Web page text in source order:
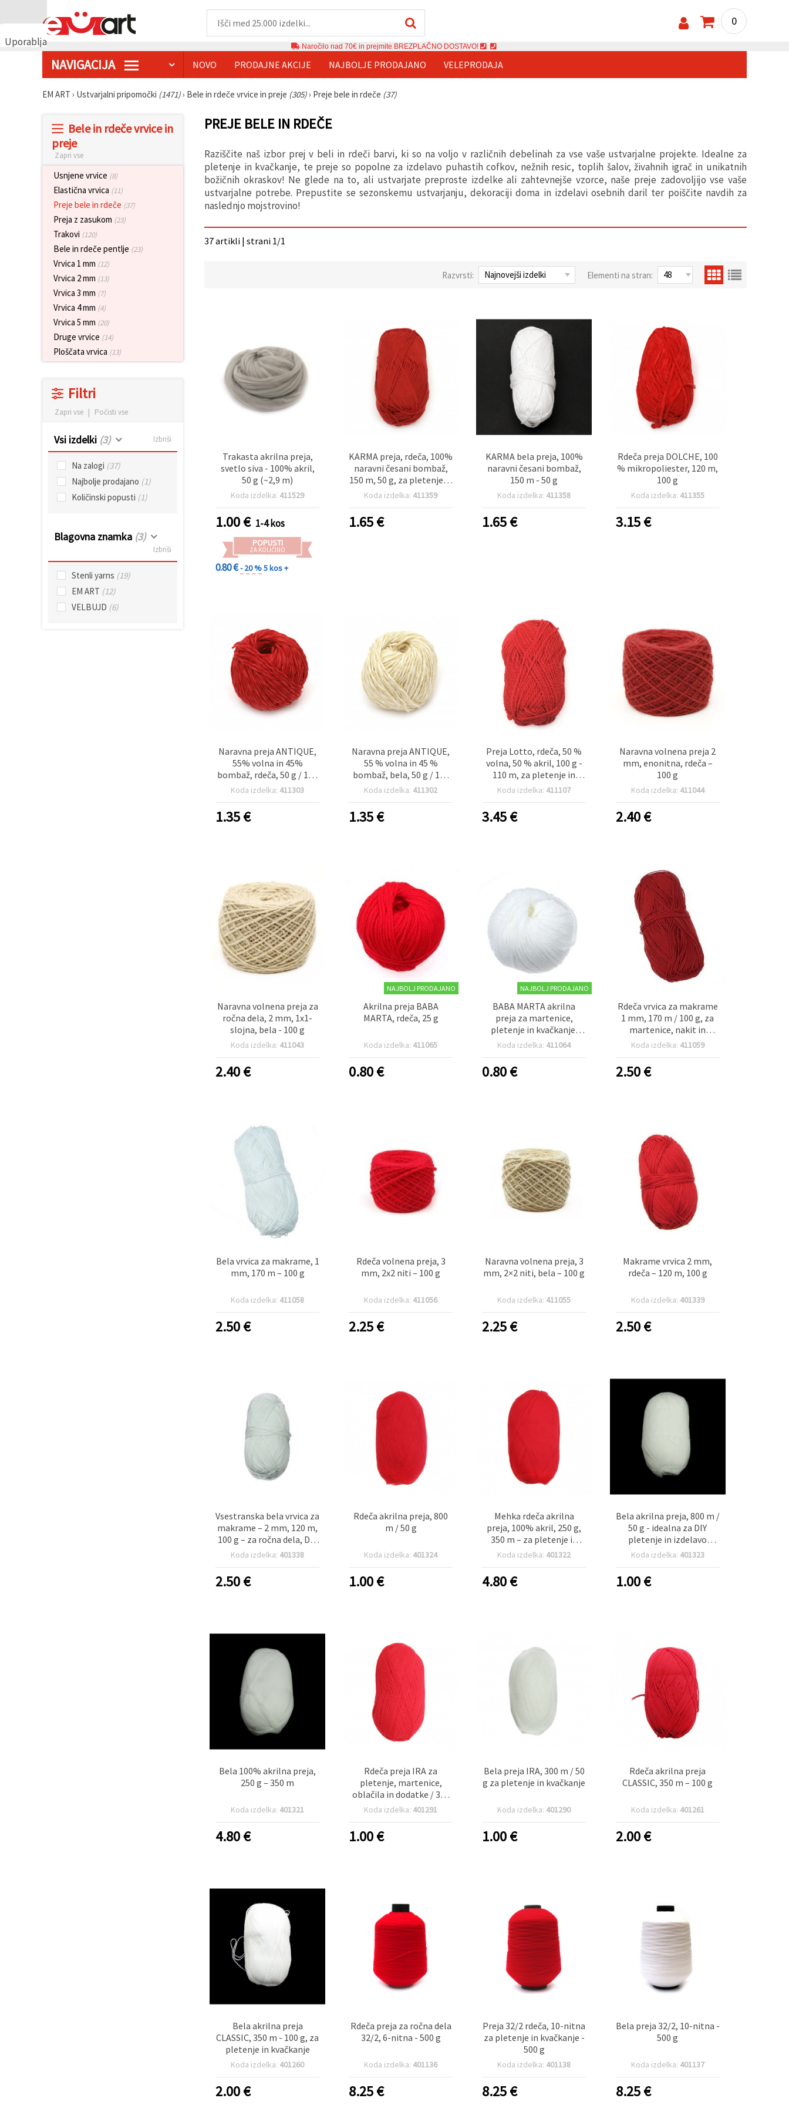
Uporabljamo
Uporabljamo
0
Naročilo nad 70€ in prejmite BREZPLAČNO DOSTAVO!
NAVIGACIJA NOVO PRODAJNE AKCIJE NAJBOLJE PRODAJANO VELEPRODAJA
EM ART › Ustvarjalni pripomočki (1471)› Bele in rdeče vrvice in preje (305)› Preje bele in rdeče (37)
Bele in rdeče vrvice in
preje
Zapri vse
Usnjene vrvice (8)
Elastična vrvica (11)
Preje bele in rdeče (37)
Preja z zasukom (23)
Trakovi (120)
Bele in rdeče pentlje (23)
Vrvica 1 mm (12)
Vrvica 2 mm (13)
Vrvica 3 mm (7)
Vrvica 4 mm (4)
Vrvica 5 mm (20)
Druge vrvice (14)
Ploščata vrvica (13)
Filtri
Zapri vse | Počisti vse
Vsi izdelki (3) Izbriši
Na zalogi (37)
Najbolje prodajano (1)
Količinski popusti (1)
Blagovna znamka (3)
Izbriši
Stenli yarns (19)
EM ART (12)
VELBUJD (6)
PREJE BELE IN RDEČE
Raziščite naš izbor prej v beli in rdeči barvi, ki so na voljo v različnih debelinah za vse vaše ustvarjalne projekte. Idealne za
pletenje in kvačkanje, te preje so popolne za izdelavo puhastih cofkov, nežnih resic, toplih šalov, živahnih igrač in unikatnih
božičnih okraskov! Ne glede na to, ali ustvarjate preproste izdelke ali zahtevnejše vzorce, naše preje zadovoljijo vse vaše
ustvarjalne potrebe. Prepustite se sezonskemu ustvarjanju, dekoraciji doma in izdelavi osebnih daril ter poiščite navdih za
naslednjo mojstrovino!
37 artikli | strani 1/1
Razvrsti: Elementi na stran:
Trakasta akrilna preja,
svetlo siva - 100% akril,
50 g (~2,9 m)
Koda izdelka: 411529
1.00€ 1-4 kos
POPUSTI
ZA KOLIČINO
0.80 €- 20 %5 kos +
KARMA preja, rdeča, 100%
naravni česani bombaž,
150 m, 50 g, za pletenje in
kvačkanje
Koda izdelka: 411359
1.65€
KARMA bela preja, 100%
naravni česani bombaž,
150 m - 50 g
Koda izdelka: 411358
1.65€
Rdeča preja DOLCHE, 100
% mikropoliester, 120 m,
100 g
Koda izdelka: 411355
3.15€
Naravna preja ANTIQUE,
55% volna in 45%
bombaž, rdeča, 50 g / 100
m
Koda izdelka: 411303
1.35€
Naravna preja ANTIQUE,
55 % volna in 45 %
bombaž, bela, 50 g / 100
m
Koda izdelka: 411302
1.35€
Preja Lotto, rdeča, 50 %
volna, 50 % akril, 100 g -
110 m, za pletenje in
kvačkanje
Koda izdelka: 411107
3.45€
Naravna volnena preja 2
mm, enonitna, rdeča –
100 g
Koda izdelka: 411044
2.40€
Naravna volnena preja za
ročna dela, 2 mm, 1x1-
slojna, bela - 100 g
Koda izdelka: 411043
2.40€
NAJBOLJ PRODAJANO
Akrilna preja BABA
MARTA, rdeča, 25 g
Koda izdelka: 411065
0.80€
NAJBOLJ PRODAJANO
BABA MARTA akrilna
preja za martenice,
pletenje in kvačkanje,
bela – 25 g
Koda izdelka: 411064
0.80€
Rdeča vrvica za makrame
1 mm, 170 m / 100 g, za
martenice, nakit in
dekoracijo
Koda izdelka: 411059
2.50€
Bela vrvica za makrame, 1
mm, 170 m – 100 g
Koda izdelka: 411058
2.50€
Rdeča volnena preja, 3
mm, 2x2 niti – 100 g
Koda izdelka: 411056
2.25€
Naravna volnena preja, 3
mm, 2×2 niti, bela – 100 g
Koda izdelka: 411055
2.25€
Makrame vrvica 2 mm,
rdeča – 120 m, 100 g
Koda izdelka: 401339
2.50€
Vsestranska bela vrvica za
makrame – 2 mm, 120 m,
100 g – za ročna dela, DIY
in dekoracije
Koda izdelka: 401338
2.50€
Rdeča akrilna preja, 800
m / 50 g
Koda izdelka: 401324
1.00€
Mehka rdeča akrilna
preja, 100% akril, 250 g,
350 m – za pletenje in
kvačkanje
Koda izdelka: 401322
4.80€
Bela akrilna preja, 800 m /
50 g - idealna za DIY
pletenje in izdelavo
martenic
Koda izdelka: 401323
1.00€
Bela 100% akrilna preja,
250 g – 350 m
Koda izdelka: 401321
4.80€
Rdeča preja IRA za
pletenje, martenice,
oblačila in dodatke / 300
m - 50 g
Koda izdelka: 401291
1.00€
Bela preja IRA, 300 m / 50
g za pletenje in kvačkanje
Koda izdelka: 401290
1.00€
Rdeča akrilna preja
CLASSIC, 350 m – 100 g
Koda izdelka: 401261
2.00€
Bela akrilna preja
CLASSIC, 350 m - 100 g, za
pletenje in kvačkanje
Koda izdelka: 401260
2.00€
Rdeča preja za ročna dela
32/2, 6-nitna - 500 g
Koda izdelka: 401136
8.25€
Preja 32/2 rdeča, 10-nitna
za pletenje in kvačkanje -
500 g
Koda izdelka: 401138
8.25€
Bela preja 32/2, 10-nitna -
500 g
Koda izdelka: 401137
8.25€